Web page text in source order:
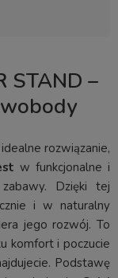
STAND –
rozwiązanie,
w funkcjonalne i
Dzięki tej
i w naturalny
jego rozwój. To
komfort i poczucie
Podstawę